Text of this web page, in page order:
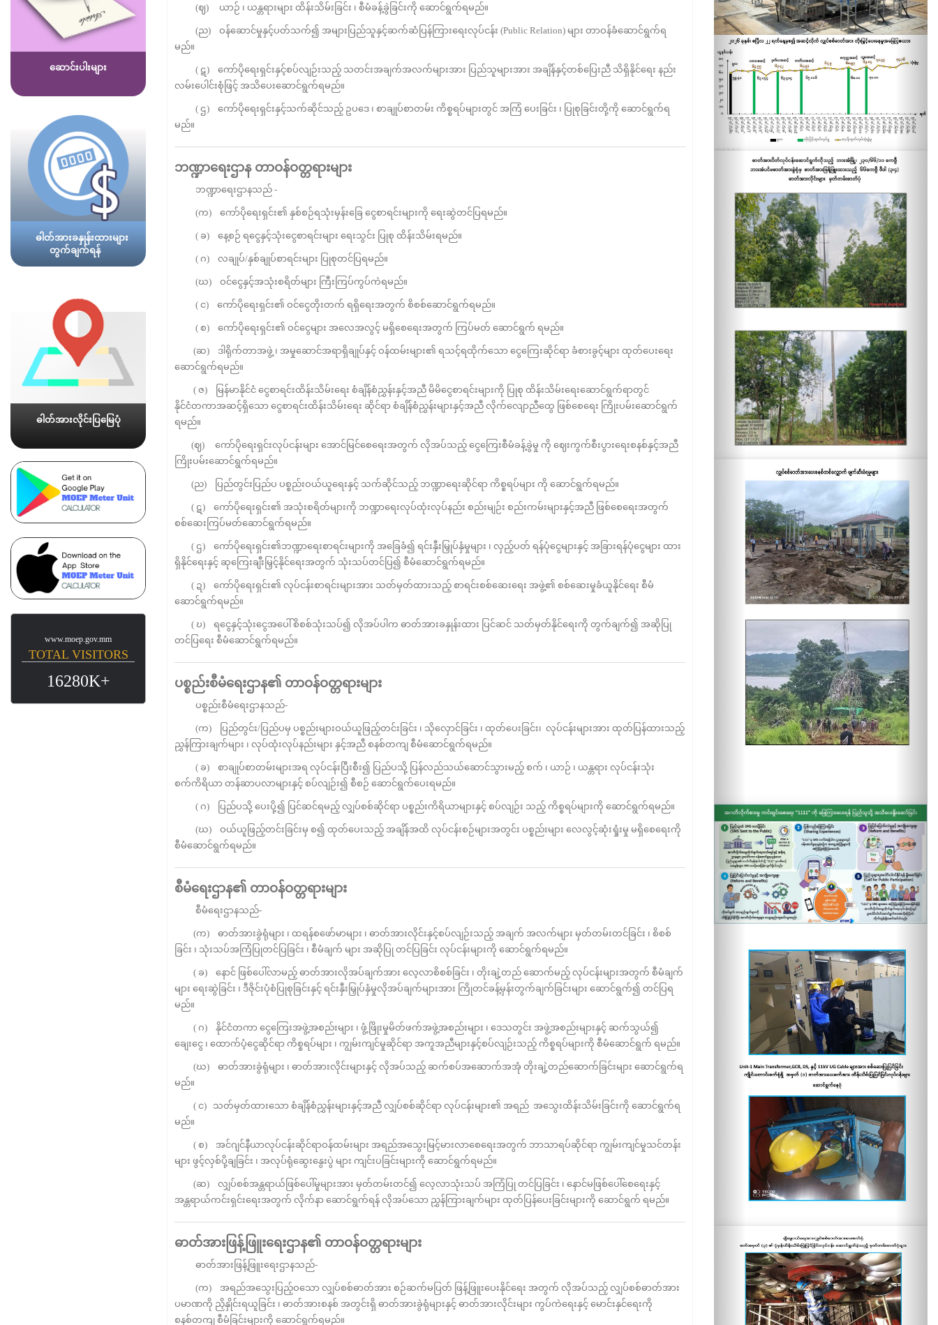
ဆောင်းပါးများ
ဓါတ်အားခနှုန်းထားများ
တွက်ချက်ရန်
ဓါတ်အားလိုင်းပြမြေပုံ
www.moep.gov.mm
TOTAL VISITORS
16280K+
(ဈ) ယာဉ် ၊ ယန္တရားများ ထိန်းသိမ်းခြင်း ၊ စီမံခန့်ခွဲခြင်းကို ဆောင်ရွက်ရမည်။
(ည) ဝန်ဆောင်မှုနှင့်ပတ်သက်၍ အများပြည်သူနှင့်ဆက်ဆံပြန်ကြားရေးလုပ်ငန်း (Public Relation) များ တာဝန်ခံဆောင်ရွက်ရ
မည်။
( ဋ) ကော်ပိုရေးရှင်းနှင့်စပ်လျဉ်းသည့် သတင်းအချက်အလက်များအား ပြည်သူများအား အချိန်နှင့်တစ်ပြေးညီ သိရှိနိုင်ရေး နည်း
လမ်းပေါင်းစုံဖြင့် အသိပေးဆောင်ရွက်ရမည်။
( ဌ) ကော်ပိုရေးရှင်းနှင့်သက်ဆိုင်သည့် ဥပဒေ ၊ စာချုပ်စာတမ်း ကိစ္စရပ်များတွင် အကြံ ပေးခြင်း ၊ ပြုစုခြင်းတို့ကို ဆောင်ရွက်ရ
မည်။
ဘဏ္ဍာရေးဌာန တာဝန်ဝတ္တရားများ
ဘဏ္ဍာရေးဌာနသည် -
(က) ကော်ပိုရေးရှင်း၏ နှစ်စဉ်ရသုံးမှန်းခြေ ငွေစာရင်းများကို ရေးဆွဲတင်ပြရမည်။
( ခ) နေ့စဉ် ရငွေနှင့်သုံးငွေစာရင်းများ ရေးသွင်း ပြုစု ထိန်းသိမ်းရမည်။
( ဂ) လချုပ်/နှစ်ချုပ်စာရင်းများ ပြုစုတင်ပြရမည်။
(ဃ) ဝင်ငွေနှင့်အသုံးစရိတ်များ ကြီးကြပ်ကွပ်ကဲရမည်။
( င) ကော်ပိုရေးရှင်း၏ ဝင်ငွေတိုးတက် ရရှိရေးအတွက် စိစစ်ဆောင်ရွက်ရမည်။
( စ) ကော်ပိုရေးရှင်း၏ ဝင်ငွေများ အလေအလွင့် မရှိစေရေးအတွက် ကြပ်မတ် ဆောင်ရွက် ရမည်။
(ဆ) ဒါရိုက်တာအဖွဲ့ ၊ အမှုဆောင်အရာရှိချုပ်နှင့် ဝန်ထမ်းများ၏ ရသင့်ရထိုက်သော ငွေကြေးဆိုင်ရာ ခံစားခွင့်များ ထုတ်ပေးရေး
ဆောင်ရွက်ရမည်။
( ဇ) မြန်မာနိုင်ငံ ငွေစာရင်းထိန်းသိမ်းရေး စံချိန်စံညွှန်းနှင့်အညီ မိမိငွေစာရင်းများကို ပြုစု ထိန်းသိမ်းရေးဆောင်ရွက်ရာတွင်
နိုင်ငံတကာအဆင့်ရှိသော ငွေစာရင်းထိန်းသိမ်းရေး ဆိုင်ရာ စံချိန်စံညွှန်းများနှင့်အညီ လိုက်လျောညီထွေ ဖြစ်စေရေး ကြိုးပမ်းဆောင်ရွက်
ရမည်။
(ဈ) ကော်ပိုရေးရှင်းလုပ်ငန်းများ အောင်မြင်စေရေးအတွက် လိုအပ်သည့် ငွေကြေးစီမံခန့်ခွဲမှု ကို ဈေးကွက်စီးပွားရေးစနစ်နှင့်အညီ
ကြိုးပမ်းဆောင်ရွက်ရမည်။
(ည) ပြည်တွင်းပြည်ပ ပစ္စည်းဝယ်ယူရေးနှင့် သက်ဆိုင်သည့် ဘဏ္ဍာရေးဆိုင်ရာ ကိစ္စရပ်များ ကို ဆောင်ရွက်ရမည်။
( ဋ) ကော်ပိုရေးရှင်း၏ အသုံးစရိတ်များကို ဘဏ္ဍာရေးလုပ်ထုံးလုပ်နည်း စည်းမျဉ်း စည်းကမ်းများနှင့်အညီ ဖြစ်စေရေးအတွက်
စစ်ဆေးကြပ်မတ်ဆောင်ရွက်ရမည်။
( ဌ) ကော်ပိုရေးရှင်း၏ဘဏ္ဍာရေးစာရင်းများကို အခြေခံ၍ ရင်းနှီးမြှုပ်နှံမှုများ ၊ လှည့်ပတ် ရန်ပုံငွေများနှင့် အခြားရန်ပုံငွေများ ထား
ရှိနိုင်ရေးနှင့် ဆုကြေးချီးမြှင့်နိုင်ရေးအတွက် သုံးသပ်တင်ပြ၍ စီမံဆောင်ရွက်ရမည်။
( ဍ) ကော်ပိုရေးရှင်း၏ လုပ်ငန်းစာရင်းများအား သတ်မှတ်ထားသည့် စာရင်းစစ်ဆေးရေး အဖွဲ့၏ စစ်ဆေးမှုခံယူနိုင်ရေး စီမံ
ဆောင်ရွက်ရမည်။
( ဎ) ရငွေနှင့်သုံးငွေအပေါ် စိစစ်သုံးသပ်၍ လိုအပ်ပါက ဓာတ်အားခနှုန်းထား ပြင်ဆင် သတ်မှတ်နိုင်ရေးကို တွက်ချက်၍ အဆိုပြု
တင်ပြရေး စီမံဆောင်ရွက်ရမည်။
ပစ္စည်းစီမံရေးဌာန၏ တာဝန်ဝတ္တရားများ
ပစ္စည်းစီမံရေးဌာနသည်-
(က) ပြည်တွင်း/ပြည်ပမှ ပစ္စည်းများဝယ်ယူဖြည့်တင်းခြင်း ၊ သိုလှောင်ခြင်း ၊ ထုတ်ပေးခြင်း၊ လုပ်ငန်းများအား ထုတ်ပြန်ထားသည့်
ညွှန်ကြားချက်များ ၊ လုပ်ထုံးလုပ်နည်းများ နှင့်အညီ စနစ်တကျ စီမံဆောင်ရွက်ရမည်။
( ခ) စာချုပ်စာတမ်းများအရ လုပ်ငန်းပြီးစီး၍ ပြည်ပသို့ ပြန်လည်သယ်ဆောင်သွားမည့် စက် ၊ ယာဉ် ၊ ယန္တရား လုပ်ငန်းသုံး
စက်ကိရိယာ တန်ဆာပလာများနှင့် စပ်လျဉ်း၍ စီစဉ် ဆောင်ရွက်ပေးရမည်။
( ဂ) ပြည်ပသို့ ပေးပို့၍ ပြင်ဆင်ရမည့် လျှပ်စစ်ဆိုင်ရာ ပစ္စည်းကိရိယာများနှင့် စပ်လျဉ်း သည့် ကိစ္စရပ်များကို ဆောင်ရွက်ရမည်။
(ဃ) ဝယ်ယူဖြည့်တင်းခြင်းမှ စ၍ ထုတ်ပေးသည့် အချိန်အထိ လုပ်ငန်းစဉ်များအတွင်း ပစ္စည်းများ လေလွင့်ဆုံးရှုံးမှု မရှိစေရေးကို
စီမံဆောင်ရွက်ရမည်။
စီမံရေးဌာန၏ တာဝန်ဝတ္တရားများ
စီမံရေးဌာနသည်-
(က) ဓာတ်အားခွဲရုံများ ၊ ထရန်စဖော်မာများ ၊ ဓာတ်အားလိုင်းနှင့်စပ်လျဉ်းသည့် အချက် အလက်များ မှတ်တမ်းတင်ခြင်း ၊ စိစစ်
ခြင်း ၊ သုံးသပ်အကြံပြုတင်ပြခြင်း ၊ စီမံချက် များ အဆိုပြု တင်ပြခြင်း လုပ်ငန်းများကို ဆောင်ရွက်ရမည်။
( ခ) နောင် ဖြစ်ပေါ်လာမည့် ဓာတ်အားလိုအပ်ချက်အား လေ့လာစိစစ်ခြင်း ၊ တိုးချဲ့တည် ဆောက်မည့် လုပ်ငန်းများအတွက် စီမံချက်
များ​ ရေးဆွဲခြင်း ၊ ဒီဇိုင်းပုံစံပြုစုခြင်းနှင့် ရင်းနှီးမြှုပ်နှံမှုလိုအပ်ချက်များအား ကြိုတင်ခန့်မှန်းတွက်ချက်ခြင်းများ ဆောင်ရွက်၍ တင်ပြရ
မည်။
( ဂ) နိုင်ငံတကာ ငွေကြေးအဖွဲ့အစည်းများ ၊ ဖွံ့ဖြိုးမှုမိတ်ဖက်အဖွဲ့အစည်းများ ၊ ဒေသတွင်း အဖွဲ့အစည်းများနှင့် ဆက်သွယ်၍
ချေးငွေ ၊ ထောက်ပံ့ငွေဆိုင်ရာ ကိစ္စရပ်များ ၊ ကျွမ်းကျင်မှုဆိုင်ရာ အကူအညီများနှင့်စပ်လျဉ်းသည့် ကိစ္စရပ်များကို စီမံဆောင်ရွက် ရမည်။
(ဃ) ဓာတ်အားခွဲရုံများ ၊ ဓာတ်အားလိုင်းများနှင့် လိုအပ်သည့် ဆက်စပ်အဆောက်အအုံ တိုးချဲ့တည်ဆောက်ခြင်းများ ဆောင်ရွက်ရ
မည်။
( င) သတ်မှတ်ထားသော စံချိန်စံညွှန်းများနှင့်အညီ လျှပ်စစ်ဆိုင်ရာ လုပ်ငန်းများ၏ အရည် အသွေးထိန်းသိမ်းခြင်းကို ဆောင်ရွက်ရ
မည်။
( စ) အင်ဂျင်နီယာလုပ်ငန်းဆိုင်ရာဝန်ထမ်းများ အရည်အသွေးမြင့်မားလာစေရေးအတွက် ဘာသာရပ်ဆိုင်ရာ ကျွမ်းကျင်မှုသင်တန်း
များ ဖွင့်လှစ်ပို့ချခြင်း ၊ အလုပ်ရုံဆွေးနွေးပွဲ များ ကျင်းပခြင်းများကို ဆောင်ရွက်ရမည်။
(ဆ) လျှပ်စစ်အန္တရာယ်ဖြစ်ပေါ်မှုများအား မှတ်တမ်းတင်၍ လေ့လာသုံးသပ် အကြံပြု တင်ပြခြင်း ၊ နောင်မဖြစ်ပေါ်စေရေးနှင့်
အန္တရာယ်ကင်းရှင်းရေးအတွက် လိုက်နာ ဆောင်ရွက်ရန် လိုအပ်သော ညွှန်ကြားချက်များ ထုတ်ပြန်ပေးခြင်းများကို ဆောင်ရွက် ရမည်။
ဓာတ်အားဖြန့်ဖြူးရေးဌာန၏ တာဝန်ဝတ္တရားများ
ဓာတ်အားဖြန့်ဖြူးရေးဌာနသည်-
(က) အရည်အသွေးပြည့်ဝသော လျှပ်စစ်ဓာတ်အား စဉ်ဆက်မပြတ် ဖြန့်ဖြူးပေးနိုင်ရေး အတွက် လိုအပ်သည့် လျှပ်စစ်ဓာတ်အား
ပမာဏကို ညှိနှိုင်းရယူခြင်း ၊ ဓာတ်အားစနစ် အတွင်းရှိ ဓာတ်အားခွဲရုံများနှင့် ဓာတ်အားလိုင်းများ ကွပ်ကဲရေးနှင့် မောင်းနှင်ရေးကို
စနစ်တကျ စီမံခြင်းများကို ဆောင်ရွက်ရမည်။